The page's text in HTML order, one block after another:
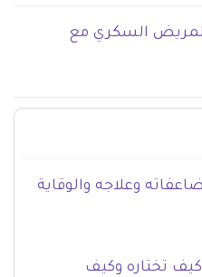
لمريض السكري مع
وعلاجه والوقاية
تختاره وكيف